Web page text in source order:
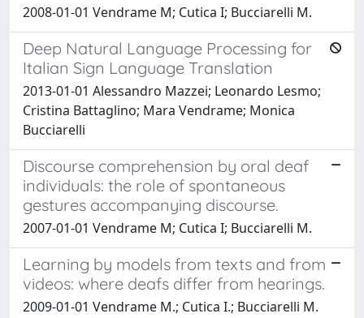
2008-01-01 Vendrame M; Cutica I; Bucciarelli M.
Deep Natural Language Processing for
Italian Sign Language Translation
2013-01-01 Alessandro Mazzei; Leonardo Lesmo;
Cristina Battaglino; Mara Vendrame; Monica
Bucciarelli
Discourse comprehension by oral deaf
individuals: the role of spontaneous
gestures accompanying discourse.
2007-01-01 Vendrame M; Cutica I; Bucciarelli M.
Learning by models from texts and from
videos: where deafs differ from hearings.
2009-01-01 Vendrame M.; Cutica I.; Bucciarelli M.